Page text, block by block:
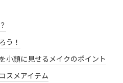
う！
小顔に見せるメイクのポイント
スメアイテム